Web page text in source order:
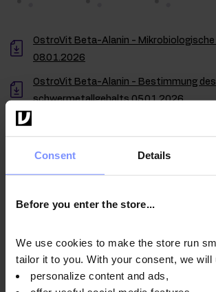
Consent Details
Before you enter the store...
We use cookies to make the store run
tailor it to you. With your consent, we will
personalize content and ads,
OstroVit Beta-Alanin - Mikrobiologische
08.01.2026
OstroVit Beta-Alanin - Bestimmung des
schwermetallgehalts 05.01.2026
OstroVit Beta-Alanin - Bestimmung des